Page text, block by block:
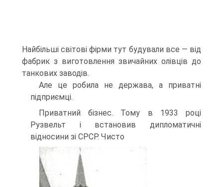
Найбільші світові фірми тут будували все — від
фа­брик з виготовлення звичайних олівців до
танкових заводів.
Але це робила не держава, а приватні
підприємці.
Приватний бізнес. Тому в 1933 році
Рузвельт і встановив дипло­матичні
відносини зі СРСР. Чисто